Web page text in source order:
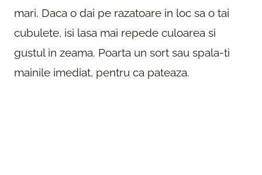
mari. Daca o dai pe razatoare in loc sa o tai
cubulete, isi lasa mai repede culoarea si
gustul in zeama. Poarta un sort sau spala-ti
mainile imediat, pentru ca pateaza.